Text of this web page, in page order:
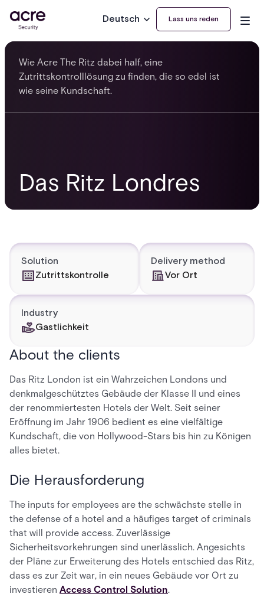
Deutsch Lass uns reden
Das Ritz Londres
Wie Acre The Ritz dabei half, eine
Zutrittskontrolllösung zu finden, die so edel ist
wie seine Kundschaft.
Solution
Zutrittskontrolle
Delivery method
Vor Ort
Industry
Gastlichkeit
About the clients
Das Ritz London ist ein Wahrzeichen Londons und
denkmalgeschütztes Gebäude der Klasse II und eines
der renommiertesten Hotels der Welt. Seit seiner
Eröffnung im Jahr 1906 bedient es eine vielfältige
Kundschaft, die von Hollywood-Stars bis hin zu Königen
alles bietet.
Die Herausforderung
The inputs for employees are the schwächste stelle in
the defense of a hotel and a häufiges target of criminals
that will provide access. Zuverlässige
Sicherheitsvorkehrungen sind unerlässlich. Angesichts
der Pläne zur Erweiterung des Hotels entschied das Ritz,
dass es zur Zeit war, in ein neues Gebäude vor Ort zu
investieren Access Control Solution.